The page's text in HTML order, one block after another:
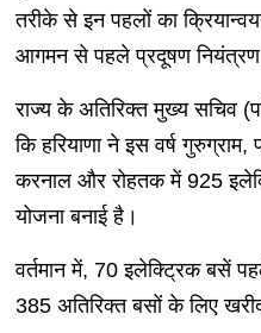
तरीके से इन पहलों का
आगमन से पहले प्रदूषण नियंत्रण
राज्य के अतिरिक्त मुख्य सचिव
कि हरियाणा ने इस वर्ष गुरुग्राम,
करनाल और रोहतक में 925
योजना बनाई है।
वर्तमान में, 70 इलेक्ट्रिक बसें
385 अतिरिक्त बसों के लिए